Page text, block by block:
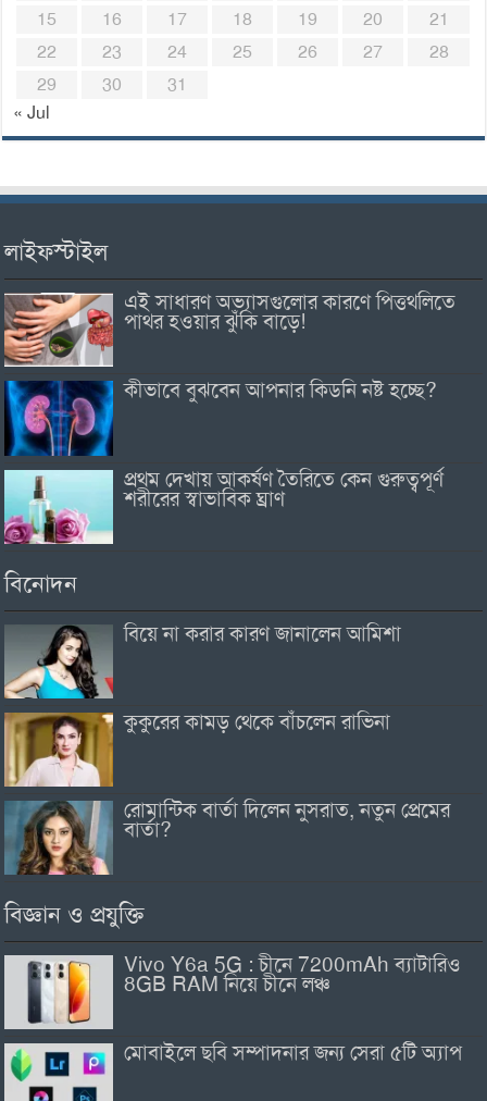
15
16 17 18 19 20
21
22
23 24 25 26 27
28
29
30
31
« Jul
লাইফস্টাইল
এই সাধারণ অভ্যাসগুলোর কারণে পিত্তথলিতে
পাথর হওয়ার ঝুঁকি বাড়ে!
কীভাবে বুঝবেন আপনার কিডনি নষ্ট হচ্ছে?
প্রথম দেখায় আকর্ষণ তৈরিতে কেন গুরুত্বপূর্ণ
শরীরের স্বাভাবিক ঘ্রাণ
বিনোদন
বিয়ে না করার কারণ জানালেন আমিশা
কুকুরের কামড় থেকে বাঁচলেন রাভিনা
রোমান্টিক বার্তা দিলেন নুসরাত, নতুন প্রেমের
বার্তা?
বিজ্ঞান ও প্রযুক্তি
Vivo Y6a 5G : চীনে 7200mAh ব্যাটারিও
8GB RAM নিয়ে চীনে লঞ্চ
মোবাইলে ছবি সম্পাদনার জন্য সেরা ৫টি অ্যাপ